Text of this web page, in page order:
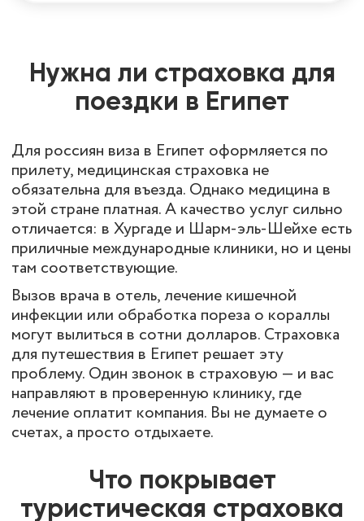
Нужна ли страховка для
поездки в Египет
Для россиян виза в Египет оформляется по
прилету, медицинская страховка не
обязательна для въезда. Однако медицина в
этой стране платная. А качество услуг сильно
отличается: в Хургаде и Шарм-эль-Шейхе есть
приличные международные клиники, но и цены
там соответствующие.
Вызов врача в отель, лечение кишечной
инфекции или обработка пореза о кораллы
могут вылиться в сотни долларов. Страховка
для путешествия в Египет решает эту
проблему. Один звонок в страховую — и вас
направляют в проверенную клинику, где
лечение оплатит компания. Вы не думаете о
счетах, а просто отдыхаете.
Что покрывает
туристическая страховка